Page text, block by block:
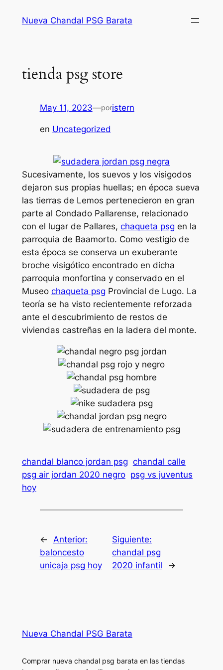
Nueva Chandal PSG Barata
tienda psg store
May 11, 2023—poristern
en Uncategorized
Sucesivamente, los suevos y los visigodos
dejaron sus propias huellas; en época sueva
las tierras de Lemos pertenecieron en gran
parte al Condado Pallarense, relacionado
con el lugar de Pallares, chaqueta psg en la
parroquia de Baamorto. Como vestigio de
esta época se conserva un exuberante
broche visigótico encontrado en dicha
parroquia monfortina y conservado en el
Museo chaqueta psg Provincial de Lugo. La
teoría se ha visto recientemente reforzada
ante el descubrimiento de restos de
viviendas castreñas en la ladera del monte.
chandal blanco jordan psg chandal calle
psg air jordan 2020 negro psg vs juventus
hoy
←
Anterior:
baloncesto
unicaja psg hoy
Siguiente:
chandal psg
2020 infantil
→
Nueva Chandal PSG Barata
Comprar nueva chandal psg barata en las tiendas